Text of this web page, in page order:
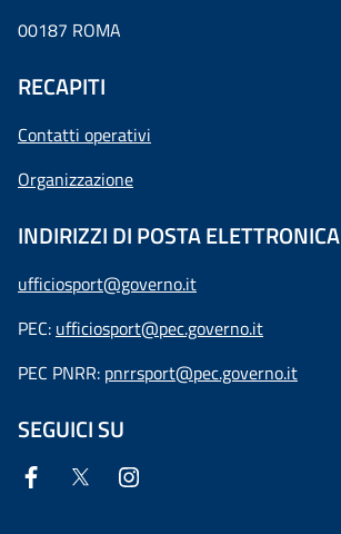
00187 ROMA
RECAPITI
Contatti operativi
Organizzazione
INDIRIZZI DI POSTA ELETTRONICA
ufficiosport@governo.it
PEC: ufficiosport@pec.governo.it
PEC PNRR: pnrrsport@pec.governo.it
SEGUICI SU